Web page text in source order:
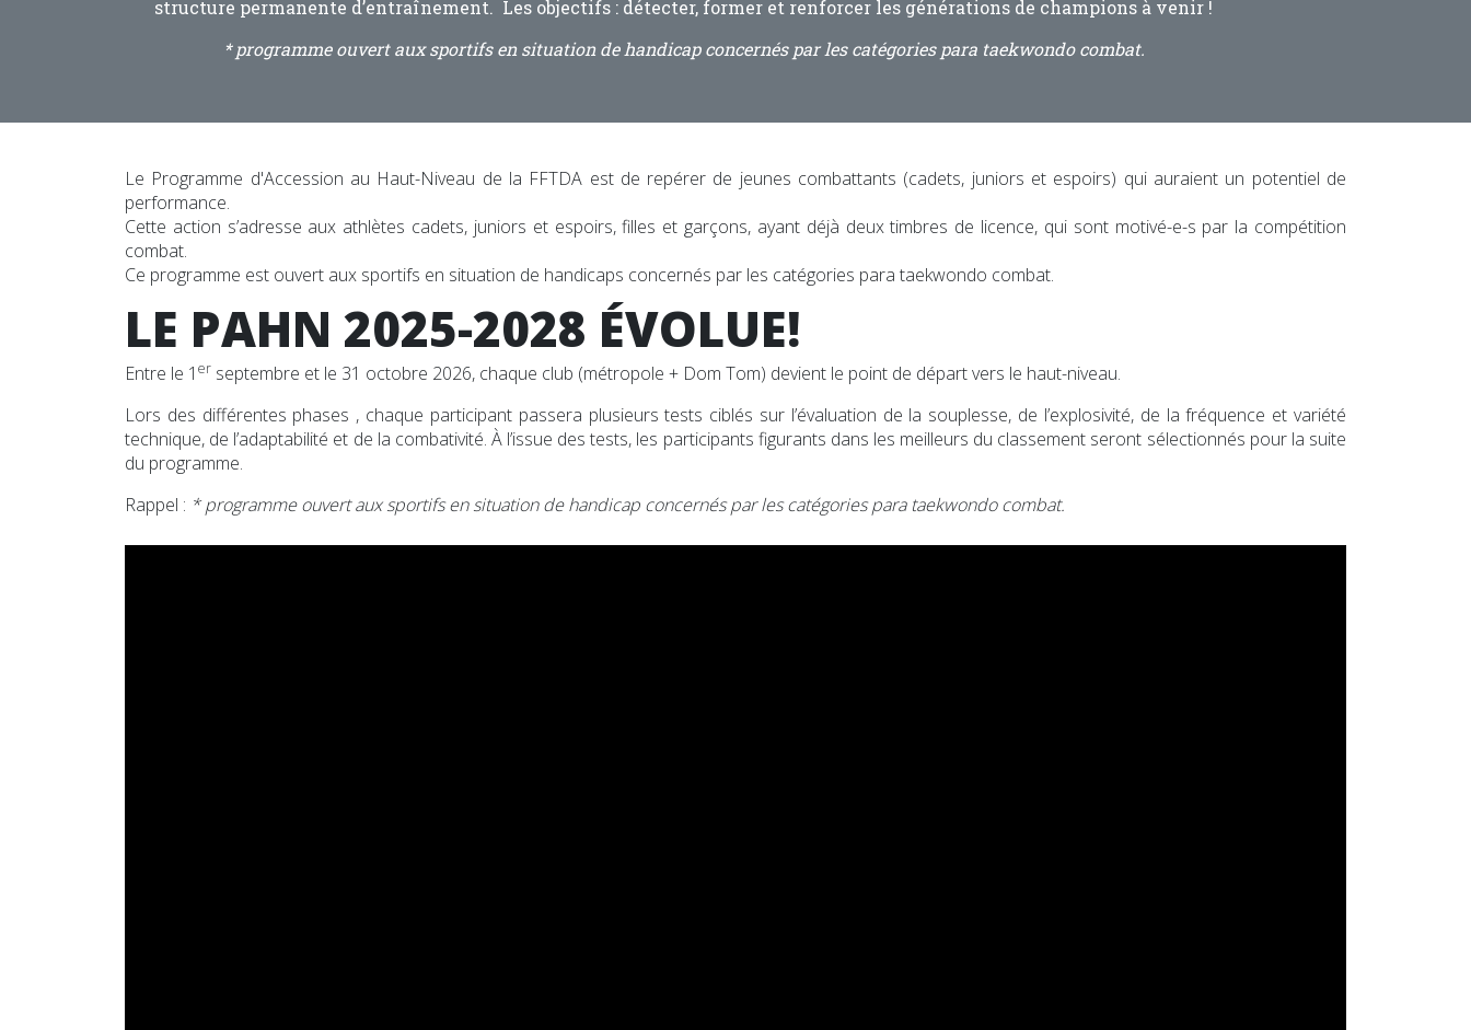
structure permanente d’entraînement. Les objectifs : détecter, former et renforcer les générations de champions à venir !
* programme ouvert aux sportifs en situation de handicap concernés par les catégories para taekwondo combat.
Le Programme d'Accession au Haut-Niveau de la FFTDA est de repérer de jeunes combattants (cadets, juniors et espoirs) qui auraient un potentiel de
performance.
Cette action s’adresse aux athlètes cadets, juniors et espoirs, filles et garçons, ayant déjà deux timbres de licence, qui sont motivé-e-s par la compétition
combat.
Ce programme est ouvert aux sportifs en situation de handicaps concernés par les catégories para taekwondo combat.
LE PAHN 2025-2028 ÉVOLUE!
Entre le 1 er septembre et le 31 octobre 2026, chaque club (métropole + Dom Tom) devient le point de départ vers le haut-niveau.
Lors des différentes phases , chaque participant passera plusieurs tests ciblés sur l’évaluation de la souplesse, de l’explosivité, de la fréquence et variété
technique, de l’adaptabilité et de la combativité. À l’issue des tests, les participants figurants dans les meilleurs du classement seront sélectionnés pour la suite
du programme.
Rappel : * programme ouvert aux sportifs en situation de handicap concernés par les catégories para taekwondo combat.